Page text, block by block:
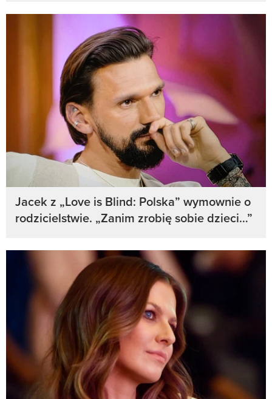
Jacek z „Love is Blind: Polska” wymownie o
rodzicielstwie. „Zanim zrobię sobie dzieci…”